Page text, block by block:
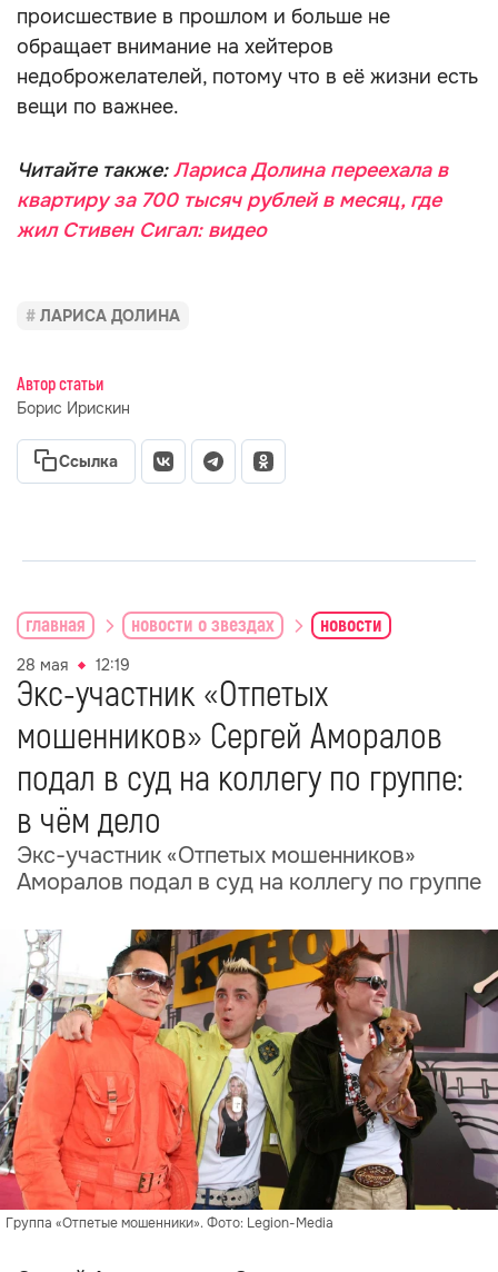
происшествие в прошлом и больше не
обращает внимание на хейтеров
недоброжелателей, потому что в её жизни есть
вещи по важнее.
Читайте также:Лариса Долина переехала в
квартиру за 700 тысяч рублей в месяц, где
жил Стивен Сигал: видео
ЛАРИСА ДОЛИНА
Автор статьи
Борис Ирискин
Ссылка
главная новости о звездах новости
28 мая 12:19
Экс-участник «Отпетых
мошенников» Сергей Аморалов
подал в суд на коллегу по группе:
в чём дело
Экс-участник «Отпетых мошенников»
Аморалов подал в суд на коллегу по группе
Группа «Отпетые мошенники». Фото: Legion-Media